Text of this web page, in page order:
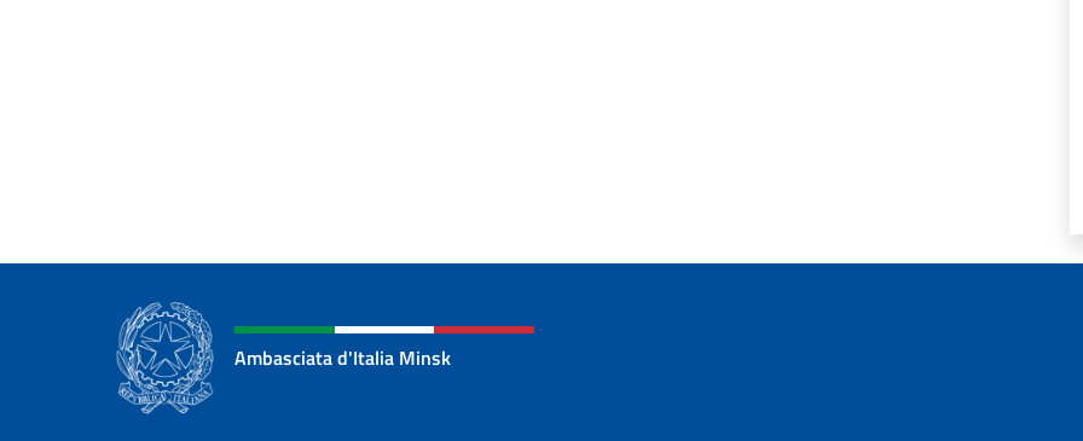
Ambasciata d'Italia Minsk